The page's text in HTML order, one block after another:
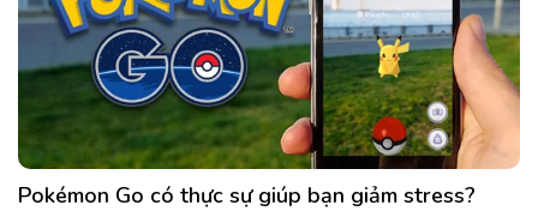
Pokémon Go có thực sự giúp bạn giảm stress?